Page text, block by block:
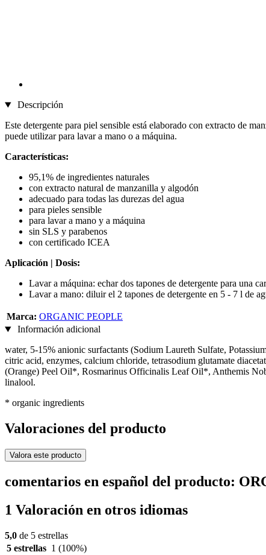
Descripción
Este detergente para piel sensible está elaborado con extracto de
puede utilizar para lavar a mano o a máquina.
Características:
95,1% de ingredientes naturales
con extracto natural de manzanilla y algodón
adecuado para todas las durezas del agua
para pieles sensible
para lavar a mano y a máquina
sin SLS y parabenos
con certificado ICEA
Aplicación | Dosis:
Lavar a máquina: echar dos tapones de detergente para una
Lavar a mano: diluir el 2 tapones de detergente en 5 - 7 l de
Marca: ORGANIC PEOPLE
Información adicional
water, 5-15% anionic surfactants (Sodium Laureth Sulfate,
citric acid, enzymes, calcium chloride, tetrasodium glutamate
(Orange) Peel Oil*, Rosmarinus Officinalis Leaf Oil*, Anthemis
linalool.
* organic ingredients
Valoraciones del producto
Valora este producto
comentarios en español del producto:
1 Valoración en otros idiomas
5,0 de 5 estrellas
5 estrellas 1 (100%)